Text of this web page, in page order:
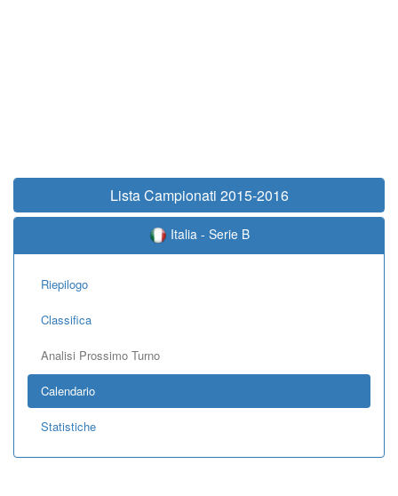
Lista Campionati 2015-2016
Italia - Serie B
Riepilogo
Classifica
Analisi Prossimo Turno
Calendario
Statistiche